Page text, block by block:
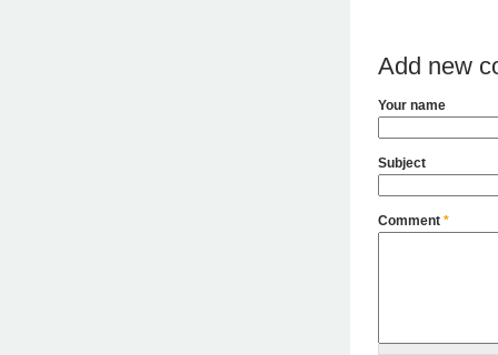
Add new
Your name
Subject
Comment *